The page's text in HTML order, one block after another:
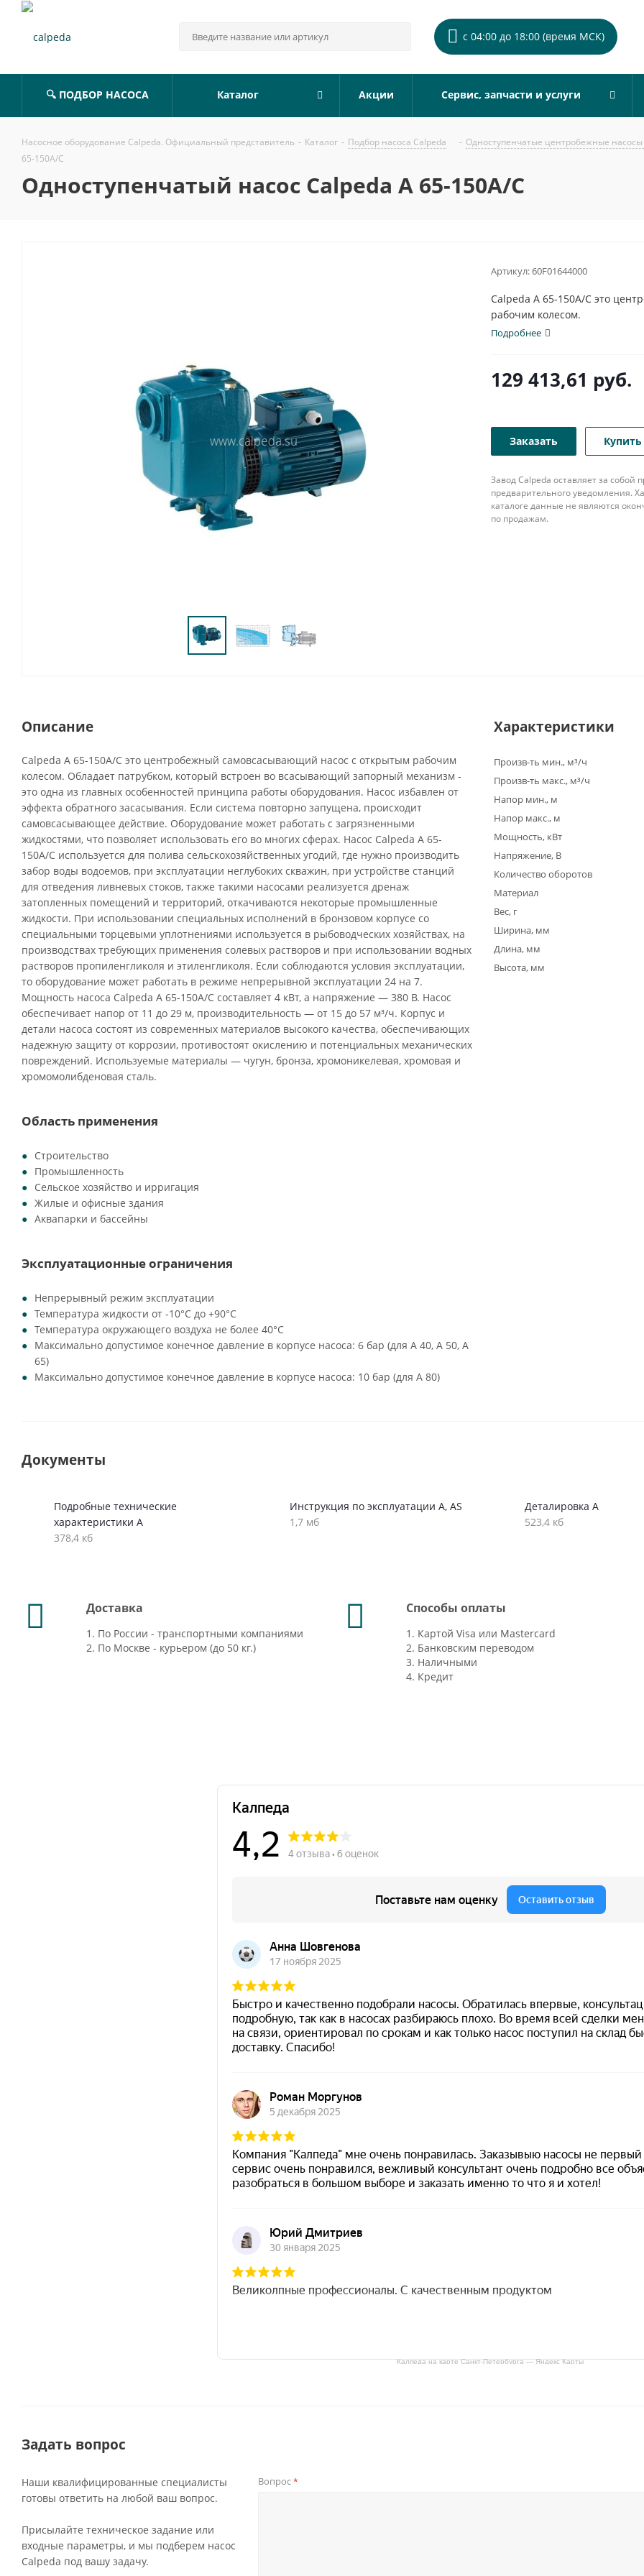
с 04:00 до 18:00 (время МСК)
🔍 ПОДБОР НАСОСА Каталог Акции Сервис, запчасти и услуги
Насосное оборудование Calpeda. Официальный представитель - Каталог - Подбор насоса Calpeda - Одноступенчатые центробежные
65-150A/C
Одноступенчатый насос Calpeda A 65-150A/C
Артикул:60F01644000
Calpeda A 65-150A/C это
рабочим колесом.
Подробнее
129 413,61 руб.
Заказать
Завод Calpeda оставляет за собой
предварительного уведомления.
каталоге данные не являются
по продажам.
Описание
Calpeda A 65-150A/C это центробежный самовсасывающий насос с открытым рабочим
колесом. Обладает патрубком, который встроен во всасывающий запорный механизм -
это одна из главных особенностей принципа работы оборудования. Насос избавлен от
эффекта обратного засасывания. Если система повторно запущена, происходит
самовсасывающее действие. Оборудование может работать с загрязненными
жидкостями, что позволяет использовать его во многих сферах. Насос Calpeda A 65-
150A/C используется для полива сельскохозяйственных угодий, где нужно производить
забор воды водоемов, при эксплуатации неглубоких скважин, при устройстве станций
для отведения ливневых стоков, также такими насосами реализуется дренаж
затопленных помещений и территорий, откачиваются некоторые промышленные
жидкости. При использовании специальных исполнений в бронзовом корпусе со
специальными торцевыми уплотнениями используется в рыбоводческих хозяйствах, на
производствах требующих применения солевых растворов и при использовании водных
растворов пропиленгликоля и этиленгликоля. Если соблюдаются условия эксплуатации,
то оборудование может работать в режиме непрерывной эксплуатации 24 на 7.
Мощность насоса Calpeda A 65-150A/C составляет 4 кВт, а напряжение — 380 В. Насос
обеспечивает напор от 11 до 29 м, производительность — от 15 до 57 м³/ч. Корпус и
детали насоса состоят из современных материалов высокого качества, обеспечивающих
надежную защиту от коррозии, противостоят окислению и потенциальных механических
повреждений. Используемые материалы — чугун, бронза, хромоникелевая, хромовая и
хромомолибденовая сталь.
Область применения
Строительство
Промышленность
Сельское хозяйство и ирригация
Жилые и офисные здания
Аквапарки и бассейны
Эксплуатационные ограничения
Непрерывный режим эксплуатации
Температура жидкости от -10°C до +90°C
Температура окружающего воздуха не более 40°C
Максимально допустимое конечное давление в корпусе насоса: 6 бар (для A 40, A 50, A
65)
Максимально допустимое конечное давление в корпусе насоса: 10 бар (для A 80)
Характеристики
Произв-ть мин., м³/ч
Произв-ть макс., м³/ч
Напор мин., м
Напор макс., м
Мощность, кВт
Напряжение, В
Количество оборотов
Материал
Вес, г
Ширина, мм
Длина, мм
Высота, мм
Документы
Подробные технические
характеристики A
378,4 кб
Инструкция по эксплуатации A, AS
1,7 мб
Деталировка A
523,4 кб
Доставка
1. По России - транспортными компаниями
2. По Москве - курьером (до 50 кг.)
Способы оплаты
1. Картой Visa или Mastercard
2. Банковским переводом
3. Наличными
4. Кредит
Калпеда на карте Санкт‑Петербурга — Яндекс Карты
Задать вопрос
Наши квалифицированные специалисты
готовы ответить на любой ваш вопрос.
Присылайте техническое задание или
входные параметры, и мы подберем насос
Calpeda под вашу задачу.
Вопрос*